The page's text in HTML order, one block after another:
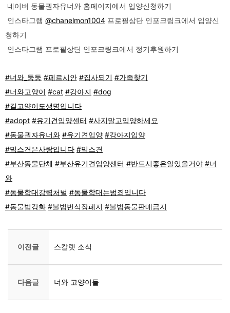
네이버 동물권자유너와 홈페이지에서 입양신청하기
인스타그램 @chanelmon1004 프로필상단 인포크링크에서 입양신
청하기
인스타그램 프로필상단 인포크링크에서 정기후원하기
#너와_둥둥 #페르시안 #집사되기 #가족찾기
#너와고양이 #cat #강아지 #dog
#길고양이도생명입니다
#adopt #유기견입양센터 #사지말고입양하세요
#동물권자유너와 #유기견입양 #강아지입양
#믹스견은사랑입니다 #믹스견
#부산동물단체 #부산유기견입양센터 #반드시좋은일있을거야 #너
와
#동물학대강력처벌 #동물학대는범죄입니다
#동물법강화 #불법번식장폐지 #불법동물판매금지
이전글 스칼렛 소식
다음글 너와 고양이들